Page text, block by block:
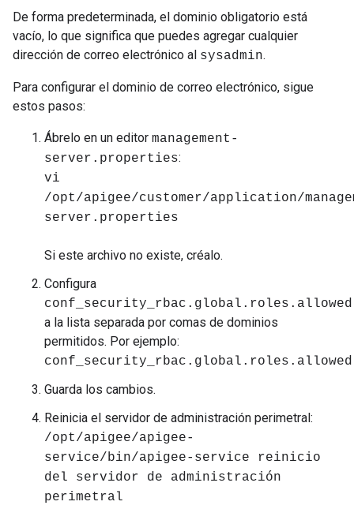
De forma predeterminada, el dominio obligatorio está
vacío, lo que significa que puedes agregar cualquier
dirección de correo electrónico al sysadmin.
Para configurar el dominio de correo electrónico, sigue
estos pasos:
Ábrelo en un editor management-
server.properties:
vi
/opt/apigee/customer/application/
server.properties
Si este archivo no existe, créalo.
Configura
a la lista separada por comas de dominios
permitidos. Por ejemplo:
Guarda los cambios.
Reinicia el servidor de administración perimetral:
/opt/apigee/apigee-
service/bin/apigee-service reinicio
del servidor de administración
perimetral